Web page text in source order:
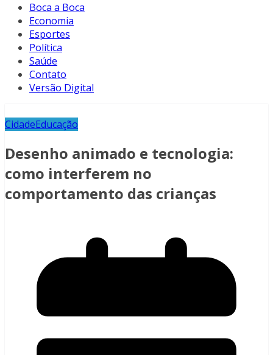
Boca a Boca
Economia
Esportes
Política
Saúde
Contato
Versão Digital
CidadeEducação
Desenho animado e tecnologia:
como interferem no
comportamento das crianças